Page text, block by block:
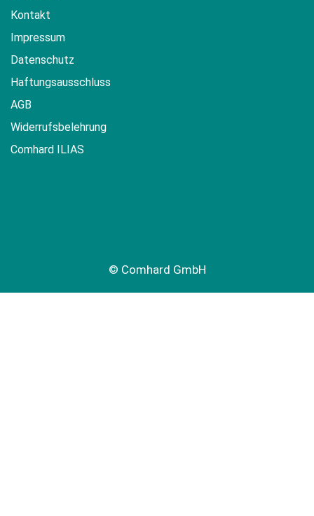
Kontakt
Impressum
Datenschutz
Haftungsausschluss
AGB
Widerrufsbelehrung
Comhard ILIAS
© Comhard GmbH